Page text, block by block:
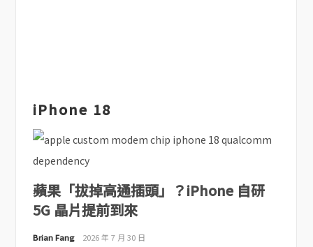
iPhone 18
蘋果「拔掉高通插頭」？iPhone 自研
5G 晶片提前到來
Brian Fang 2026 年 7 月 30 日